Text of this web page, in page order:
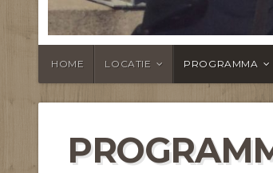
BELEEF
HOME LOCATIE PROGRAMMA